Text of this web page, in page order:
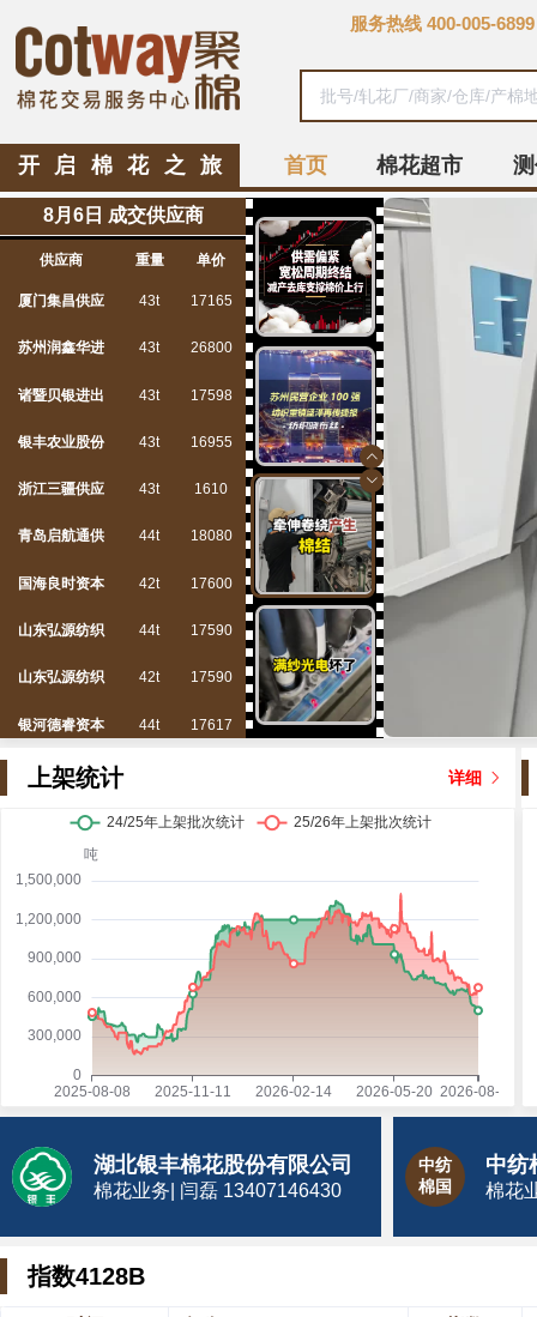
服务热线 400-005-6899
开启棉花之旅 首页 棉花超市
8月6日 成交供应商
供应商 重量
单价
厦门集昌供应
43t 17165
苏州润鑫华进 43t 26800
诸暨贝银进出 43t 17598
银丰农业股份 43t 16955
浙江三疆供应 43t 1610
青岛启航通供 44t 18080
国海良时资本 42t 17600
山东弘源纺织 44t 17590
山东弘源纺织 42t 17590
银河德睿资本 44t 17617
上架统计 详细
湖北银丰棉花股份有限公司
棉花业务| 闫磊 13407146430
中纺
棉国
棉花
指数4128B